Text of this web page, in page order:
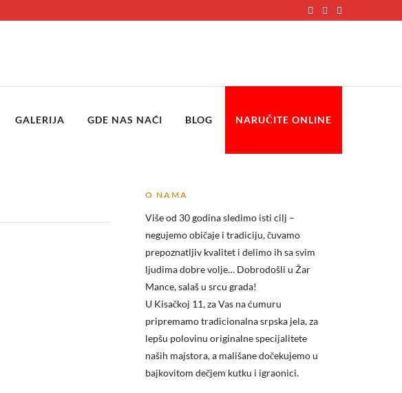
GALERIJA GDE NAS NAĆI BLOG NARUČITE ONLINE
O NAMA
Više od 30 godina sledimo isti cilj –
negujemo običaje i tradiciju, čuvamo
prepoznatljiv kvalitet i delimo ih sa svim
ljudima dobre volje… Dobrodošli uŽar
Mance, salaš u srcu grada!
U Kisačkoj 11, za Vas na ćumuru
pripremamo tradicionalna srpska jela, za
lepšu polovinu originalne specijalitete
naših majstora, a mališane dočekujemo u
bajkovitom dečjem kutku i igraonici.